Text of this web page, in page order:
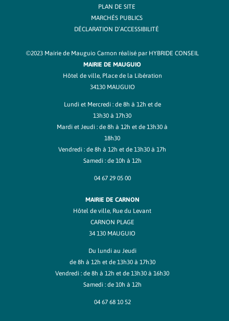
PLAN DE SITE
MARCHÉS PUBLICS
DÉCLARATION D’ACCESSIBILITÉ
©2023 Mairie de Mauguio Carnon réalisé par HYBRIDE CONSEIL
MAIRIE DE MAUGUIO
Hôtel de ville, Place de la Libération
34130 MAUGUIO
Lundi et Mercredi : de 8h à 12h et de
13h30 à 17h30
Mardi et Jeudi : de 8h à 12h et de 13h30 à
18h30
Vendredi : de 8h à 12h et de 13h30 à 17h
Samedi : de 10h à 12h
04 67 29 05 00
MAIRIE DE CARNON
Hôtel de ville, Rue du Levant
CARNON PLAGE
34 130 MAUGUIO
Du lundi au Jeudi
de 8h à 12h et de 13h30 à 17h30
Vendredi : de 8h à 12h et de 13h30 à 16h30
Samedi : de 10h à 12h
04 67 68 10 52